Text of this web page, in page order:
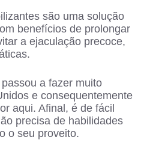
são uma solução
benefícios de prolongar
a ejaculação precoce,
a fazer muito
e consequentemente
aqui. Afinal, é de fácil
precisa de habilidades
o seu proveito.